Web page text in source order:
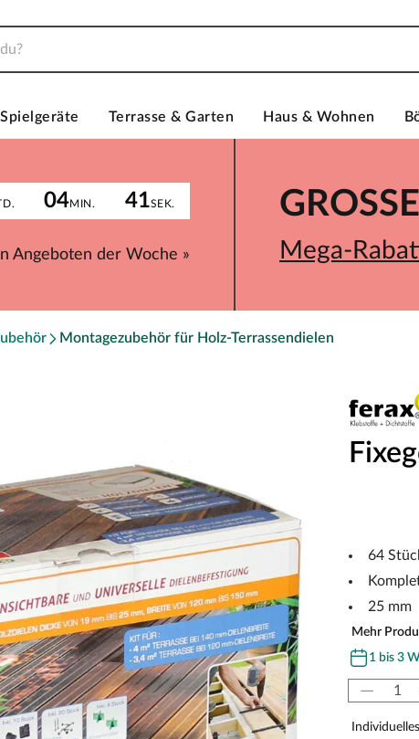
Spielgeräte Terrasse & Garten Haus & Wohnen
04MIN. 41SEK.
Angeboten der Woche » Mega-
Montagezubehör für Holz-Terrassendielen
64
25 mm
Mehr
1 bis 3